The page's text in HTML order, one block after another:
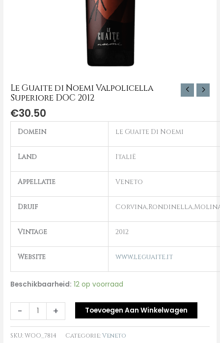
Le Guaite di Noemi Valpolicella
Superiore DOC 2012
€30.50
Domein le Guaite Di Noemi
Land Italië
Appellatie Veneto
Druif
Vintage 2012
Website www.leguaite.it
Beschikbaarheid: 12 op voorraad
- + Toevoegen Aan Winkelwagen
SKU:WOO_7814 Categorie:Veneto